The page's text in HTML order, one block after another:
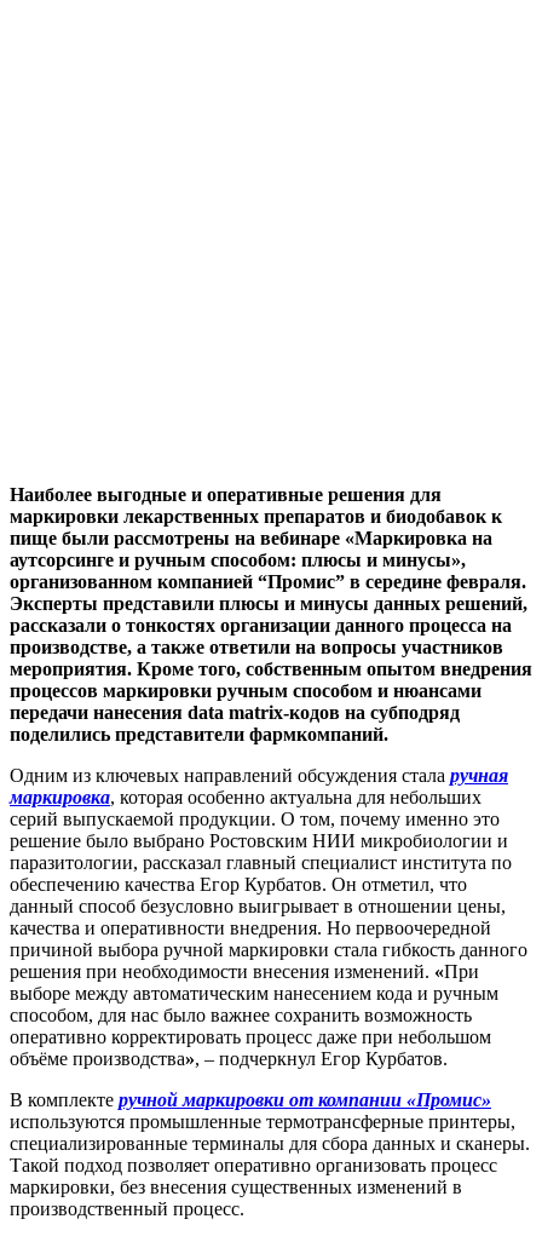
Наиболее выгодные и оперативные решения для
маркировки лекарственных препаратов и биодобавок к
пище были рассмотрены на вебинаре «Маркировка на
аутсорсинге и ручным способом: плюсы и минусы»,
организованном компанией “Промис” в середине февраля.
Эксперты представили плюсы и минусы данных решений,
рассказали о тонкостях организации данного процесса на
производстве, а также ответили на вопросы участников
мероприятия. Кроме того, собственным опытом внедрения
процессов маркировки ручным способом и нюансами
передачи нанесения data matrix-кодов на субподряд
поделились представители фармкомпаний.
Одним из ключевых направлений обсуждения стала ручная
маркировка, которая особенно актуальна для небольших
серий выпускаемой продукции. О том, почему именно это
решение было выбрано Ростовским НИИ микробиологии и
паразитологии, рассказал главный специалист института по
обеспечению качества Егор Курбатов. Он отметил, что
данный способ безусловно выигрывает в отношении цены,
качества и оперативности внедрения. Но первоочередной
причиной выбора ручной маркировки стала гибкость данного
решения при необходимости внесения изменений. «При
выборе между автоматическим нанесением кода и ручным
способом, для нас было важнее сохранить возможность
оперативно корректировать процесс даже при небольшом
объёме производства», – подчеркнул Егор Курбатов.
В комплекте ручной маркировки от компании «Промис»
используются промышленные термотрансферные принтеры,
специализированные терминалы для сбора данных и сканеры.
Такой подход позволяет оперативно организовать процесс
маркировки, без внесения существенных изменений в
производственный процесс.